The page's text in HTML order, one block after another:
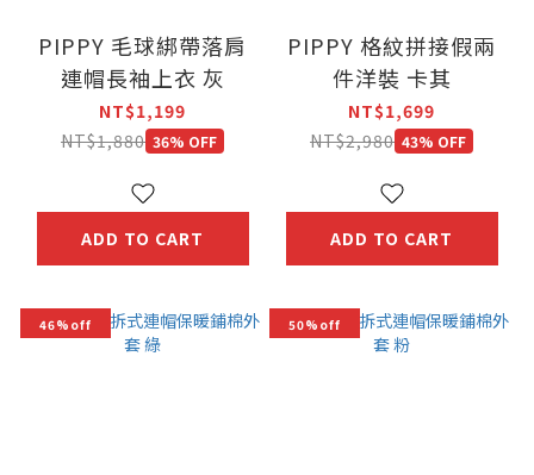
PIPPY 毛球綁帶落肩
連帽長袖上衣 灰
NT$1,199
NT$1,880 36% OFF
ADD TO CART
PIPPY 格紋拼接假兩
件洋裝 卡其
NT$1,699
NT$2,980 43% OFF
ADD TO CART
46%off 50%off